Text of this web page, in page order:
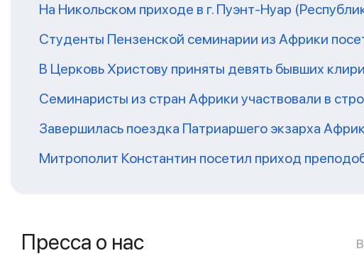
На Никольском приходе в г. Пуэнт-Нуар
Студенты Пензенской семинарии из Африки
В Церковь Христову приняты девять бывших
Семинаристы из стран Африки участвовали в
Завершилась поездка Патриаршего экзарха
Митрополит Константин посетил приход
Пресса о нас